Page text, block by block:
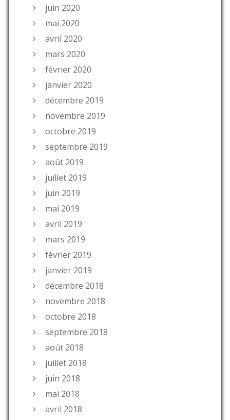
juin 2020
mai 2020
avril 2020
mars 2020
février 2020
janvier 2020
décembre 2019
novembre 2019
octobre 2019
septembre 2019
août 2019
juillet 2019
juin 2019
mai 2019
avril 2019
mars 2019
février 2019
janvier 2019
décembre 2018
novembre 2018
octobre 2018
septembre 2018
août 2018
juillet 2018
juin 2018
mai 2018
avril 2018